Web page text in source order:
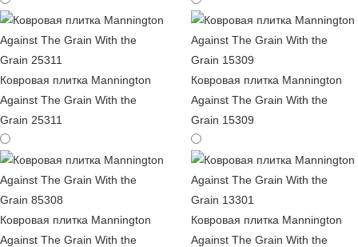
Ковровая плитка Mannington
Against The Grain With the
Grain 25311
Ковровая плитка Mannington
Against The Grain With the
Grain 15309
Ковровая плитка Mannington
Against The Grain With the
Ковровая плитка Mannington
Against The Grain With the